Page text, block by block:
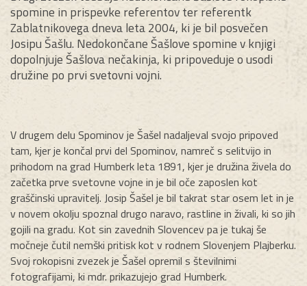
spomine in prispevke referentov ter referentk
Zablatnikovega dneva leta 2004, ki je bil posvečen
Josipu Šašlu. Nedokončane Šašlove spomine v knjigi
dopolnjuje Šašlova nečakinja, ki pripoveduje o usodi
družine po prvi svetovni vojni.
V drugem delu Spominov je Šašel nadaljeval svojo pripoved
tam, kjer je končal prvi del Spominov, namreč s selitvijo in
prihodom na grad Humberk leta 1891, kjer je družina živela do
začetka prve svetovne vojne in je bil oče zaposlen kot
graščinski upravitelj. Josip Šašel je bil takrat star osem let in je
v novem okolju spoznal drugo naravo, rastline in živali, ki so jih
gojili na gradu. Kot sin zavednih Slovencev pa je tukaj še
močneje čutil nemški pritisk kot v rodnem Slovenjem Plajberku.
Svoj rokopisni zvezek je Šašel opremil s številnimi
fotografijami, ki mdr. prikazujejo grad Humberk.